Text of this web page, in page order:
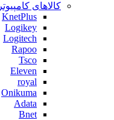
کالاهای کامپیوتر
KnetPlus
Logikey
Logitech
Rapoo
Tsco
Eleven
royal
Onikuma
Adata
Bnet